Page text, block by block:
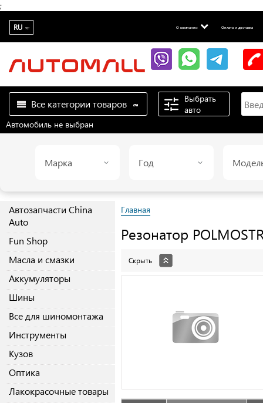
;
RU О компании Оплата и доставка
Все категории товаров
Выбрать
авто
Автомобиль не выбран
Марка Год
Автозапчасти China
Auto
Fun Shop
Масла и смазки
Аккумуляторы
Шины
Все для шиномонтажа
Инструменты
Кузов
Оптика
Лакокрасочные товары
Главная
Резонатор
Скрыть